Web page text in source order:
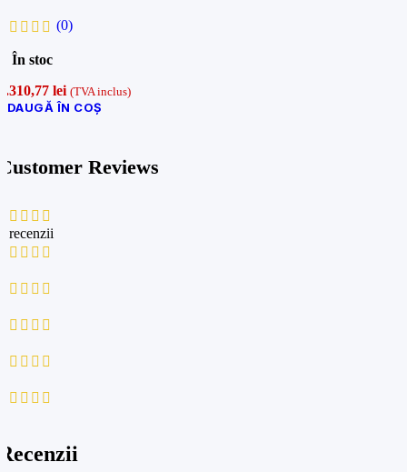
(0)
În stoc
lei (TVA inclus)
ÎN COȘ
Reviews
recenzii